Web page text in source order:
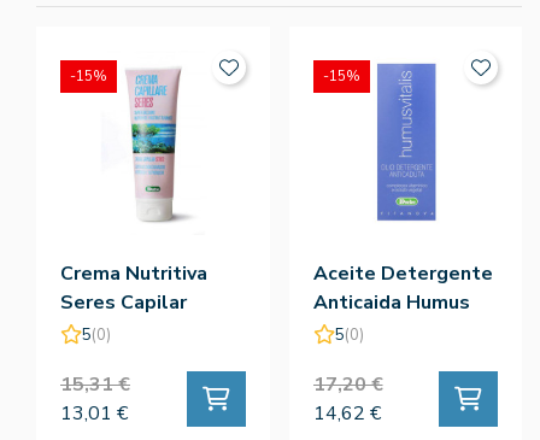
Crema Nutritiva
Seres Capilar
125ml
5(0)
15,31 €
13,01 €
-15%
Aceite Detergente
Anticaida Humus
Vitalis 200ml
5(0)
17,20 €
14,62 €
-15%